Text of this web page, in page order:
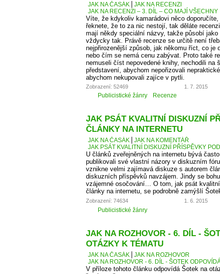
JAK NA ČASÁK
JAK NA RECENZI
JAK NA RECENZI – 3. DÍL – CO MAJÍ
Víte, že kdykoliv kamarádovi něco
řeknete, že to za nic nestojí, tak děláte
mají někdy speciální názvy, takže působí jako
vždycky tak. Právě recenze se určitě není
nejpřirozenější způsob, jak někomu říct, co je
nebo čím se nemá cenu zabývat. Proto také
nemuseli číst nepovedené knihy, nechodili na
představení, abychom nepořizovali
abychom nekupovali zajíce v pytli.
Zobrazení: 52469 1. 7. 2015
Publicistické žánry Recenze
JAK PSÁT KVALITNÍ DISKUZNÍ
ČLÁNKY NA INTERNETU
JAK NA ČASÁK
JAK NA KOMENTÁŘ
JAK PSÁT KVALITNÍ DISKUZNÍ PŘÍSPĚVKY
U článků zveřejněných na internetu bývá
publikovali své vlastní názory v diskuzním
vznikne velmi zajímavá diskuze s autorem
diskuzních příspěvků navzájem. Jindy se
vzájemné osočování… O tom, jak psát
články na internetu, se podrobně zamýšlí
Zobrazení: 74634 1. 6. 2015
Publicistické žánry
JAK NA ROZHOVOR - 6. DÍL -
OTÁZKY K TÉMATU
JAK NA ČASÁK
JAK NA ROZHOVOR
JAK NA ROZHOVOR - 6. DÍL - ŠOTEK
V příloze tohoto článku odpovídá Šotek na